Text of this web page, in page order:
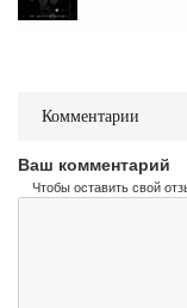
Комментарии
Ваш комментарий
Чтобы оставить свой